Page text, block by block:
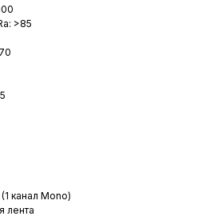
>85
канал Mono)
лента